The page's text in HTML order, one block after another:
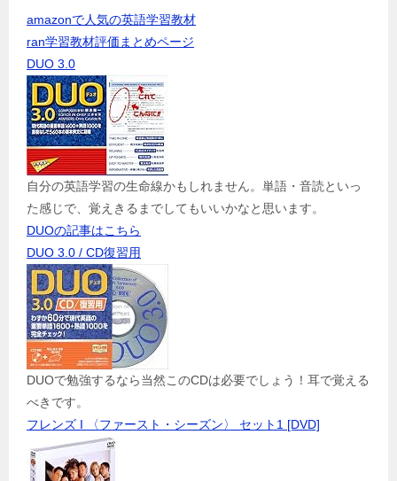
amazonで人気の英語学習教材
ran学習教材評価まとめページ
DUO 3.0
自分の英語学習の生命線かもしれません。単語・音読といっ
た感じで、覚えきるまでしてもいいかなと思います。
DUOの記事はこちら
DUO 3.0 / CD復習用
DUOで勉強するなら当然このCDは必要でしょう！耳で覚える
べきです。
フレンズ I 〈ファースト・シーズン〉 セット1 [DVD]